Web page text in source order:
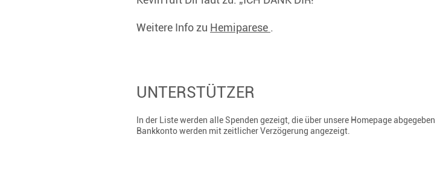
Weitere Info zu Hemiparese .
UNTERSTÜTZER
In der Liste werden alle Spenden gezeigt, die über unsere Homepage
Bankkonto werden mit zeitlicher Verzögerung angezeigt.